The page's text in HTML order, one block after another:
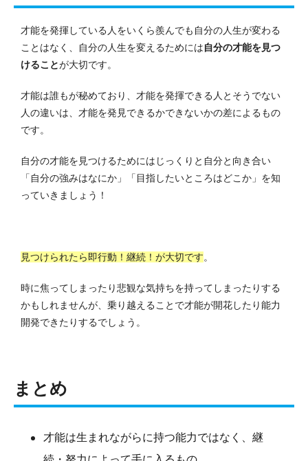
才能を発揮している人をいくら羨んでも自分の人生が変わる
ことはなく、自分の人生を変えるためには自分の才能を見つ
けることが大切です。
才能は誰もが秘めており、才能を発揮できる人とそうでない
人の違いは、才能を発見できるかできないかの差によるもの
です。
自分の才能を見つけるためにはじっくりと自分と向き合い
「自分の強みはなにか」「目指したいところはどこか」を知
っていきましょう！
見つけられたら即行動！継続！が大切です。
時に焦ってしまったり悲観な気持ちを持ってしまったりする
かもしれませんが、乗り越えることで才能が開花したり能力
開発できたりするでしょう。
まとめ
才能は生まれながらに持つ能力ではなく、継